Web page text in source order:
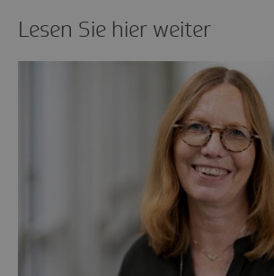
Lesen Sie hier weiter